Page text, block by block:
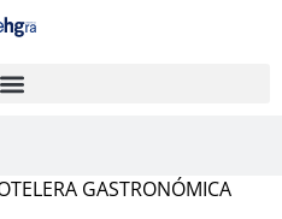
GASTRONÓMICA